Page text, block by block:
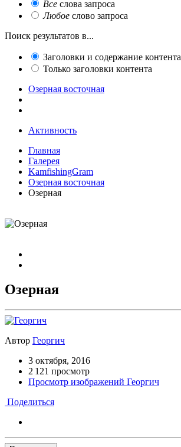
Все слова запроса
Любое слово запроса
Поиск результатов в...
Заголовки и содержание контента
Только заголовки контента
Озерная восточная
Активность
Главная
Галерея
KamfishingGram
Озерная восточная
Озерная
Озерная
Автор Георгич
3 октября, 2016
2 121 просмотр
Просмотр изображений Георгич
Поделиться